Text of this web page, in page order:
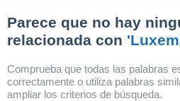
Parece que no hay
relacionada con
Comprueba que todas las palabras
correctamente o utiliza palabras
ampliar los criterios de búsqueda.